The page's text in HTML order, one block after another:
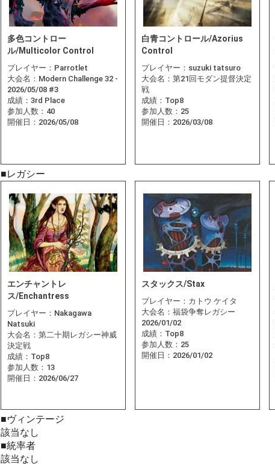
多色コントロー
ル/Multicolor Control
プレイヤー： Parrotlet
大会名： Modern Challenge 32 -
2026/05/08 #3
成績： 3rd Place
参加人数： 40
開催日： 2026/05/08
白青コントロール/Azorius
Control
プレイヤー： suzuki tatsuro
大会名： 第21回モダン提督決定
戦
成績： Top8
参加人数： 25
開催日： 2026/03/08
■レガシー
エンチャントレ
ス/Enchantress
プレイヤー： Nakagawa
Natsuki
大会名： 第二十期レガシー神威
決定戦
成績： Top8
参加人数： 13
開催日： 2026/06/27
スタックス/Stax
プレイヤー： カトウ ケイタ
大会名： 福袋争奪レガシー
2026/01/02
成績： Top8
参加人数： 25
開催日： 2026/01/02
■ヴィンテージ
該当なし
■統率者
該当なし